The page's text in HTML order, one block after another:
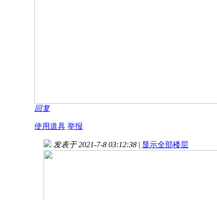
回复
使用道具 举报
发表于 2021-7-8 03:12:38 | 显示全部楼层